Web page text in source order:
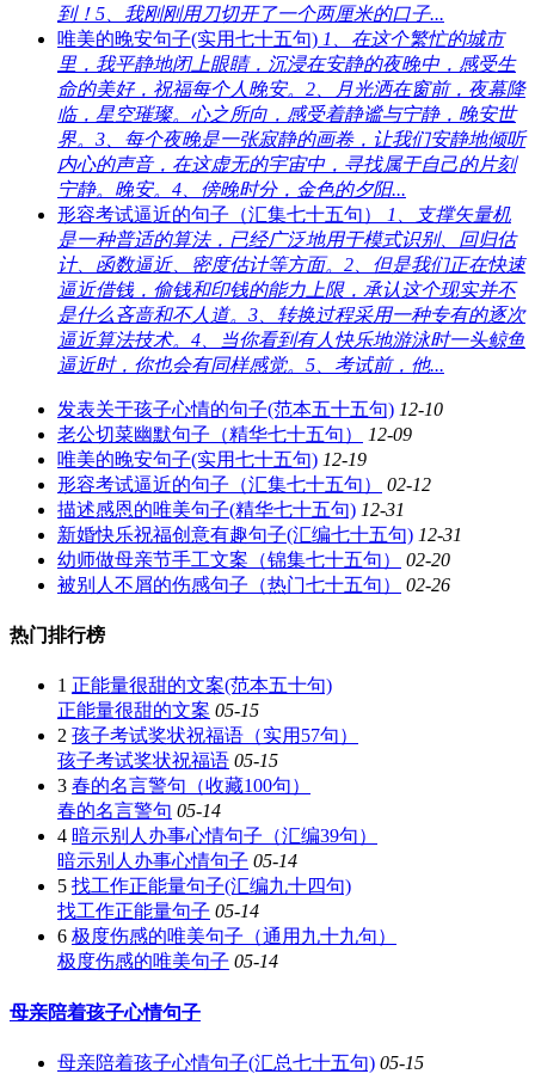
到！5、我刚刚用刀切开了一个两厘米的口子...
唯美的晚安句子(实用七十五句) 1、在这个繁忙的城市
里，我平静地闭上眼睛，沉浸在安静的夜晚中，感受生
命的美好，祝福每个人晚安。2、月光洒在窗前，夜幕降
临，星空璀璨。心之所向，感受着静谧与宁静，晚安世
界。3、每个夜晚是一张寂静的画卷，让我们安静地倾听
内心的声音，在这虚无的宇宙中，寻找属于自己的片刻
宁静。晚安。4、傍晚时分，金色的夕阳...
形容考试逼近的句子（汇集七十五句）
1、支撑矢量机
是一种普适的算法，已经广泛地用于模式识别、回归估
计、函数逼近、密度估计等方面。2、但是我们正在快速
逼近借钱，偷钱和印钱的能力上限，承认这个现实并不
是什么吝啬和不人道。3、转换过程采用一种专有的逐次
逼近算法技术。4、当你看到有人快乐地游泳时一头鲸鱼
逼近时，你也会有同样感觉。5、考试前，他...
发表关于孩子心情的句子(范本五十五句) 12-10
老公切菜幽默句子（精华七十五句）
12-09
唯美的晚安句子(实用七十五句) 12-19
形容考试逼近的句子（汇集七十五句）
02-12
描述感恩的唯美句子(精华七十五句) 12-31
新婚快乐祝福创意有趣句子(汇编七十五句) 12-31
幼师做母亲节手工文案（锦集七十五句）
02-20
被别人不屑的伤感句子（热门七十五句）
02-26
热门排行榜
1 正能量很甜的文案(范本五十句)
正能量很甜的文案 05-15
2 孩子考试奖状祝福语（实用57句）
孩子考试奖状祝福语 05-15
3 春的名言警句（收藏100句）
春的名言警句 05-14
4 暗示别人办事心情句子（汇编39句）
暗示别人办事心情句子 05-14
5 找工作正能量句子(汇编九十四句)
找工作正能量句子 05-14
6 极度伤感的唯美句子（通用九十九句）
极度伤感的唯美句子 05-14
母亲陪着孩子心情句子
母亲陪着孩子心情句子(汇总七十五句) 05-15